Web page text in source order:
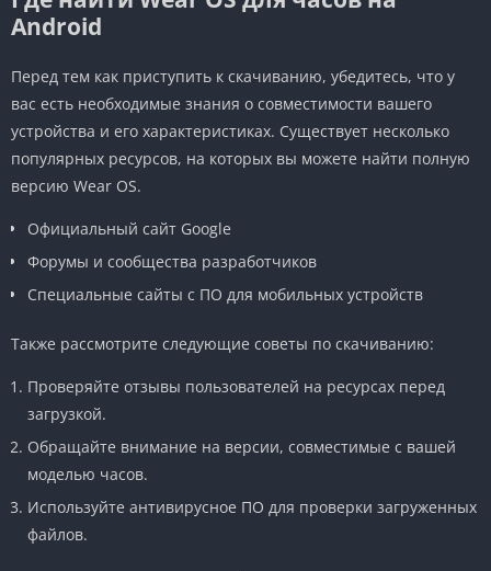
Android
Перед тем как приступить к скачиванию, убедитесь, что у
вас есть необходимые знания о совместимости вашего
устройства и его характеристиках. Существует несколько
популярных ресурсов, на которых вы можете найти полную
версию Wear OS.
Официальный сайт Google
Форумы и сообщества разработчиков
Специальные сайты с ПО для мобильных устройств
Также рассмотрите следующие советы по скачиванию:
Проверяйте отзывы пользователей на ресурсах перед
загрузкой.
Обращайте внимание на версии, совместимые с вашей
моделью часов.
Используйте антивирусное ПО для проверки загруженных
файлов.